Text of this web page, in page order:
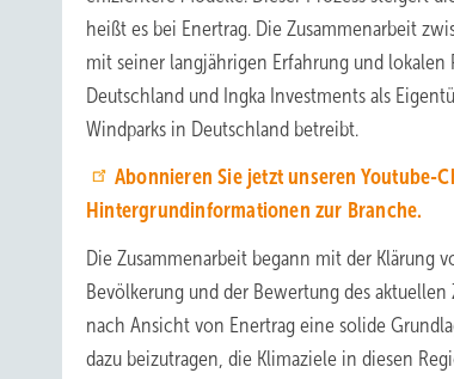
heißt es bei Enertrag. Die Zusammenarbeit
mit seiner langjährigen Erfahrung und
Deutschland und Ingka Investments als
Windparks in Deutschland betreibt.
Abonnieren Sie jetzt unseren Youtube-
Hintergrundinformationen zur Branche.
Die Zusammenarbeit begann mit der Klärung
Bevölkerung und der Bewertung des
nach Ansicht von Enertrag eine solide
dazu beizutragen, die Klimaziele in diesen